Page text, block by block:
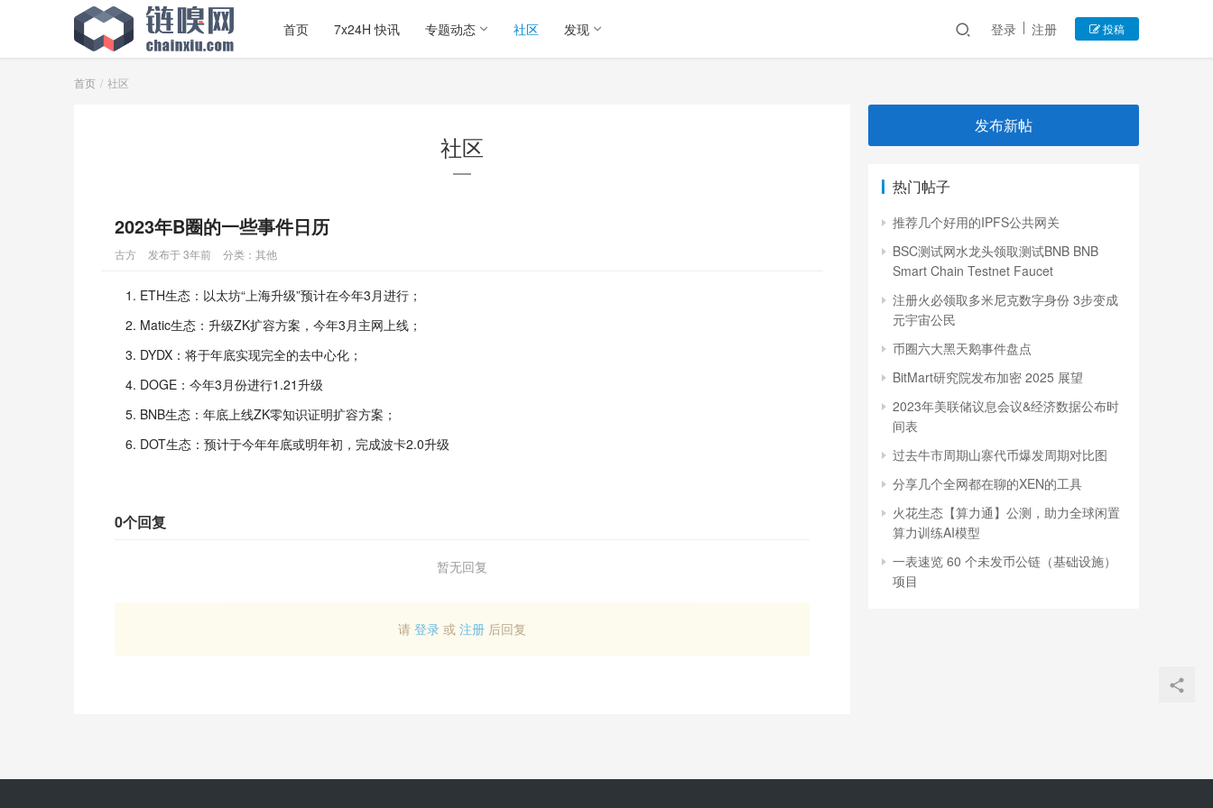
首页 7x24H 快讯 专题动态 社区 发现 登录 注册 投稿
首页 社区
社区
2023年B圈的一些事件日历
古方 发布于 3年前 分类： 其他
ETH生态：以太坊“上海升级”预计在今年3月进行；
Matic生态：升级ZK扩容方案，今年3月主网上线；
DYDX：将于年底实现完全的去中心化；
DOGE：今年3月份进行1.21升级
BNB生态：年底上线ZK零知识证明扩容方案；
DOT生态：预计于今年年底或明年初，完成波卡2.0升级
0个回复
暂无回复
请 登录 或 注册 后回复
发布新帖
热门帖子
推荐几个好用的IPFS公共网关
BSC测试网水龙头领取测试BNB BNB
Smart Chain Testnet Faucet
注册火必领取多米尼克数字身份 3步变成
元宇宙公民
币圈六大黑天鹅事件盘点
BitMart研究院发布加密 2025 展望
2023年美联储议息会议&经济数据公布时
间表
过去牛市周期山寨代币爆发周期对比图
分享几个全网都在聊的XEN的工具
火花生态【算力通】公测，助力全球闲置
算力训练AI模型
一表速览 60 个未发币公链（基础设施）
项目